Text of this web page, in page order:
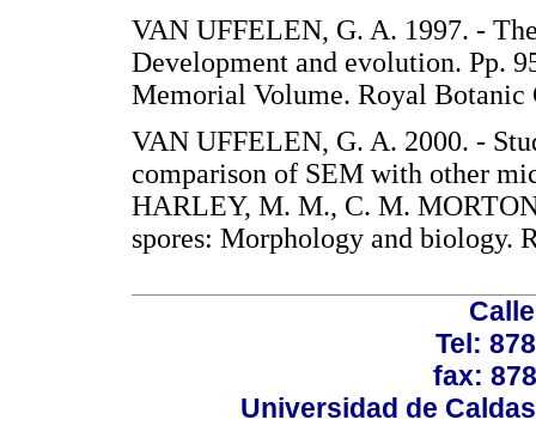
VAN UFFELEN, G. A. 1997. -
Development and evolution. Pp.
Memorial Volume. Royal
VAN UFFELEN, G. A. 2000. -
comparison of SEM with other
HARLEY, M. M., C. M.
spores: Morphology and
Tel:
fax:
Universidad de